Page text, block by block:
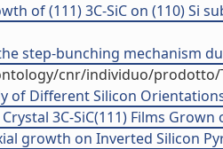
of (111) 3C-SiC on (110) Si
step-bunching mechanism
cnr/individuo/prodotto/
of Different Silicon
3C-SiC(111) Films
growth on Inverted Silicon